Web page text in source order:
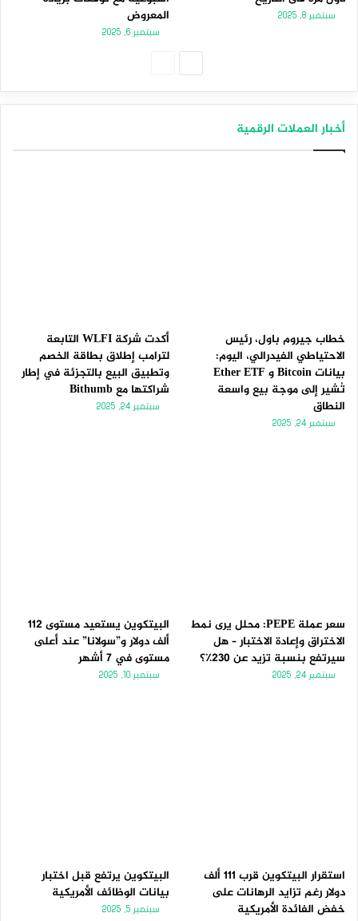
سبتمبر 8, 2025
المعروض
سبتمبر 6, 2025
أخبار العملات الرقمية
خطاب جيروم باول، رئيس
الاحتياطي الفيدرالي، اليوم:
بيانات Bitcoin و Ether ETF
تُشير إلى موجة بيع واسعة
النطاق
سبتمبر 24, 2025
أكدت شركة WLFI التابعة
لترامب إطلاق بطاقة الخصم
وتطبيق البيع بالتجزئة في إطار
شراكتها مع Bithumb
سبتمبر 24, 2025
سعر عملة PEPE: محلل يرى نمط
الاختراق وإعادة الاختبار – هل
سيرتفع بنسبة تزيد عن 230٪؟
سبتمبر 24, 2025
البيتكوين يستعيد مستوى 112
ألف دولار و”سولانا” عند أعلى
مستوى في 7 أشهر
سبتمبر 10, 2025
استقرار البيتكوين قرب 111 ألف
دولار رغم تزايد الرهانات على
خفض الفائدة الأمريكية
البيتكوين يرتفع قبل اختبار
بيانات الوظائف الأمريكية
سبتمبر 5, 2025